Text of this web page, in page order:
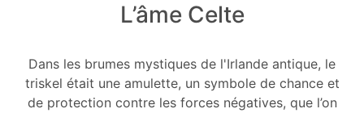
L’âme Celte
Dans les brumes mystiques de l'Irlande antique, le
triskel était une amulette, un symbole de chance et
de protection contre les forces négatives, que l’on